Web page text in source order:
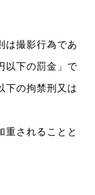
は撮影行為であ
以下の罰金」で
下の拘禁刑又は
重されることと